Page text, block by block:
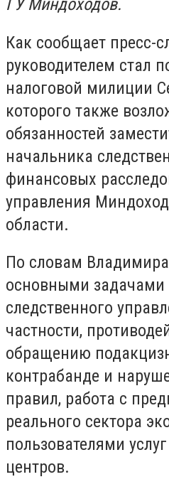
ГУ Миндоходов.
Как сообщает пресс-
руководителем стал
налоговой милиции
которого также
обязанностей
начальника
финансовых
управления
области.
По словам
основными задачами
следственного
частности,
обращению
контрабанде и
правил, работа с
реального сектора
пользователями
центров.